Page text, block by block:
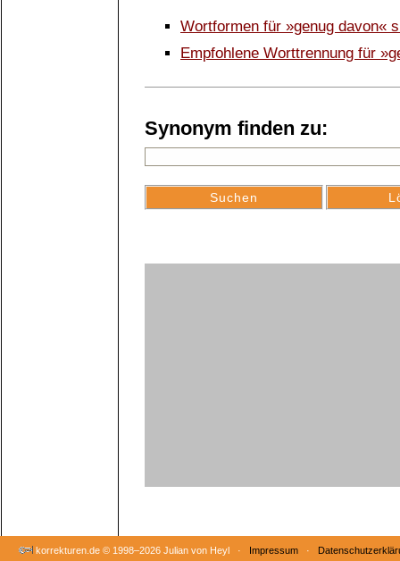
Wortformen für »genug davon«
Empfohlene Worttrennung für
Synonym finden zu:
korrekturen.de © 1998–2026 Julian von Heyl · Impressum ·